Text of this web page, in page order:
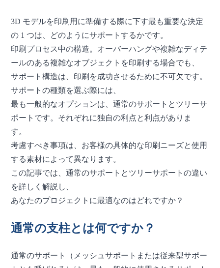
3D モデルを印刷用に準備する際に下す最も重要な決定
の 1 つは、どのようにサポートするかです。
印刷プロセス中の構造。オーバーハングや複雑なディテ
ールのある複雑なオブジェクトを印刷する場合でも、
サポート構造は、印刷を成功させるために不可欠です。
サポートの種類を選ぶ際には、
最も一般的なオプションは、通常のサポートとツリーサ
ポートです。それぞれに独自の利点と利点がありま
す。
考慮すべき事項は、お客様の具体的な印刷ニーズと使用
する素材によって異なります。
この記事では、通常のサポートとツリーサポートの違い
を詳しく解説し、
あなたのプロジェクトに最適なのはどれですか？
通常の支柱とは何ですか？
通常のサポート（メッシュサポートまたは従来型サポー